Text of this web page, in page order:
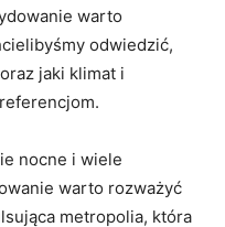
‌warto
odwiedzić,⁤
jaki​ klimat i
nocne‌ i wiele
warto rozważyć
metropolia, która